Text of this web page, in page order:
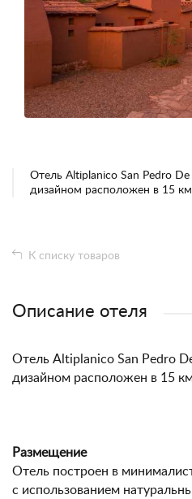
Отель Altiplanico San Pedro
дизайном расположен в 15
К списку товаров
Описание отеля
Отель Altiplanico San Pedro
дизайном расположен в 15
Размещение
Отель построен в
с использованием